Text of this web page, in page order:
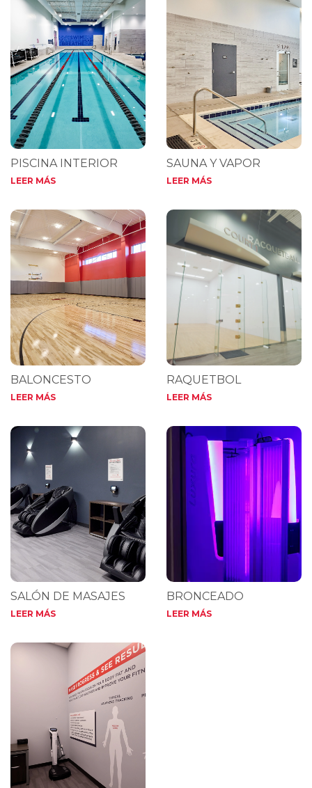
PISCINA INTERIOR
LEER MÁS
SAUNA Y VAPOR
LEER MÁS
BALONCESTO
LEER MÁS
RAQUETBOL
LEER MÁS
SALÓN DE MASAJES
LEER MÁS
BRONCEADO
LEER MÁS